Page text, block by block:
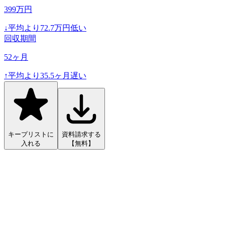
399万円
↓平均より 72.7万円低い
回収期間
52ヶ月
↑平均より 35.5ヶ月遅い
キープリストに
入れる
資料請求する
【無料】